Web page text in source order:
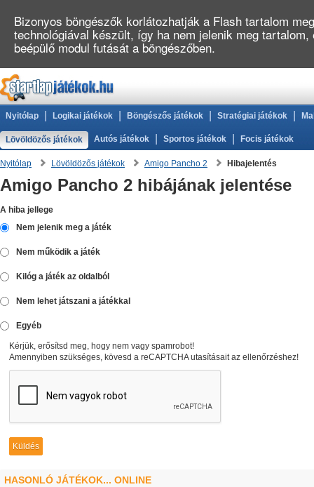
Nyitólap Logikai játékok Böngészős játékok Stratégiai játékok
Lövöldözős játékok Autós játékok Sportos játékok Focis játékok
Nyitólap Lövöldözős játékok Amigo Pancho 2 Hibajelentés
Amigo Pancho 2 hibájának jelentése
A hiba jellege
Nem jelenik meg a játék
Nem működik a játék
Kilóg a játék az oldalból
Nem lehet játszani a játékkal
Egyéb
Kérjük, erősítsd meg, hogy nem vagy spamrobot!
Amennyiben szükséges, kövesd a reCAPTCHA utasításait az ellenőrzéshez!
HASONLÓ JÁTÉKOK... ONLINE
Bizonyos böngészők korlátozhatják a Flash tartalom
technológiával készült, így ha nem jelenik meg
beépülő modul futását a böngészőben.